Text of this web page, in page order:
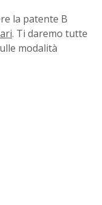
la patente B
. Ti daremo tutte
modalità